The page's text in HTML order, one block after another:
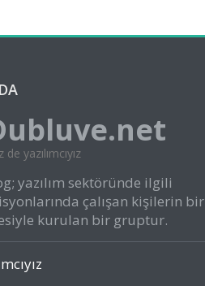
de yazılımcıyız
yazılım sektöründe ilgili
çalışan kişilerin bir
kurulan bir gruptur.